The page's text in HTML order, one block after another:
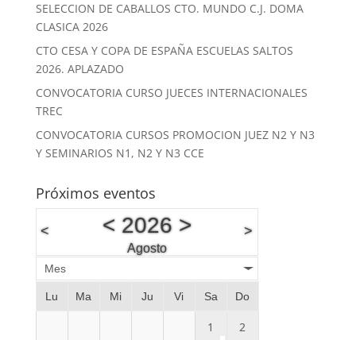
SELECCION DE CABALLOS CTO. MUNDO C.J. DOMA
CLASICA 2026
CTO CESA Y COPA DE ESPAÑA ESCUELAS SALTOS
2026. APLAZADO
CONVOCATORIA CURSO JUECES INTERNACIONALES
TREC
CONVOCATORIA CURSOS PROMOCION JUEZ N2 Y N3
Y SEMINARIOS N1, N2 Y N3 CCE
Próximos eventos
< < 2026>
Agosto
>
Mes
Lu Ma Mi Ju Vi Sa Do
1 2